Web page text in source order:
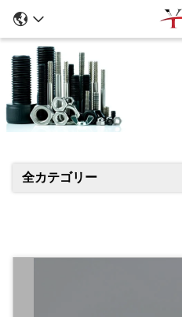
全カテゴリー